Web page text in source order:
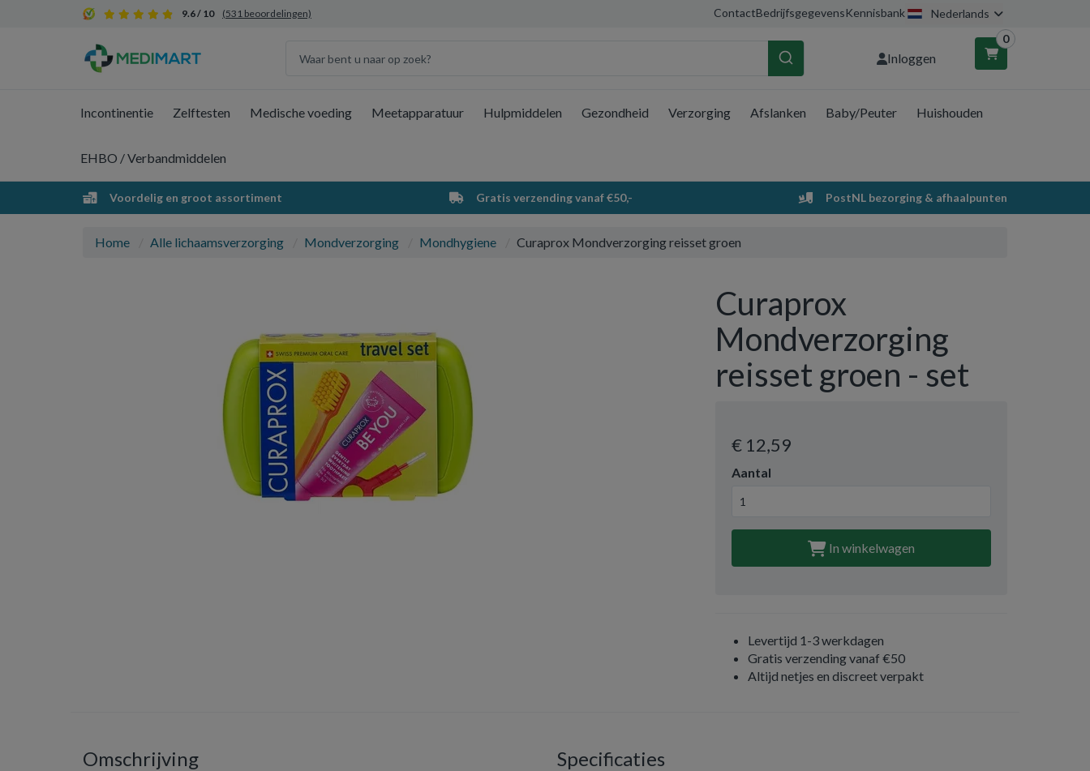
9.6 / 10 (531 beoordelingen) ContactBedrijfsgegevensKennisbank Nederlands
Inloggen
0
Winkelwagen
Uw winkelwagen is leeg.
Vul hem met producten.
Incontinentie Zelftesten Medische voeding Meetapparatuur Hulpmiddelen Gezondheid Verzorging Afslanken Baby/Peuter Huishouden
EHBO / Verbandmiddelen
Voordelig en groot assortiment Gratis verzending vanaf €50,- PostNL bezorging & afhaalpunten
Home Alle lichaamsverzorging Mondverzorging Mondhygiene Curaprox Mondverzorging reisset groen
Curaprox
Mondverzorging
reisset groen - set
€ 12,59
Aantal
In winkelwagen
Levertijd 1-3 werkdagen
Gratis verzending vanaf €50
Altijd netjes en discreet verpakt
Omschrijving Specificaties